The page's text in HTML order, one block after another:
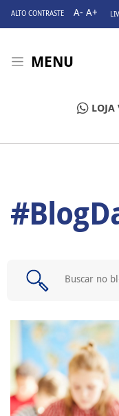
ALTO CONTRASTE A- A+
MENU